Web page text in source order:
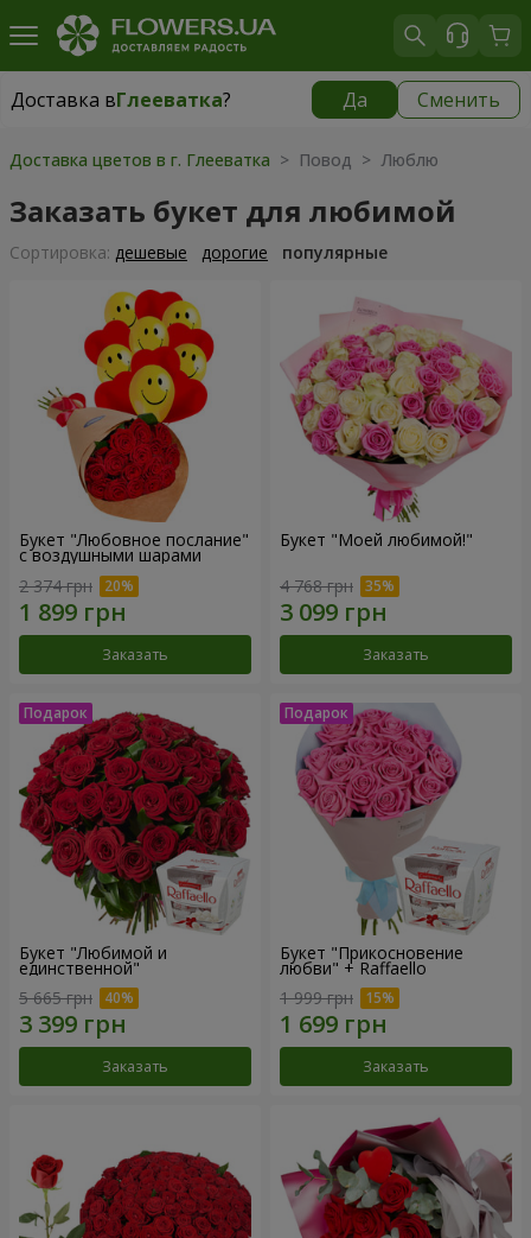
Доставка вГлееватка? Да Сменить
Доставка вГлееватка|
Доставка цветов в г. Глееватка > Повод > Люблю
Заказать букет для любимой
Cортировка: дешевые дорогие популярные
Букет "Любовное послание"
с воздушными шарами
2 374 грн
Заказать
Букет "Моей любимой!"
4 768 грн
Заказать
Букет "Любимой и
единственной"
5 665 грн
Заказать
Букет "Прикосновение
любви" + Raffaello
1 999 грн
Заказать